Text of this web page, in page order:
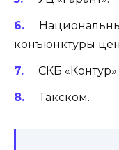
конъюнктуры
СКБ «Контур».
Такском.